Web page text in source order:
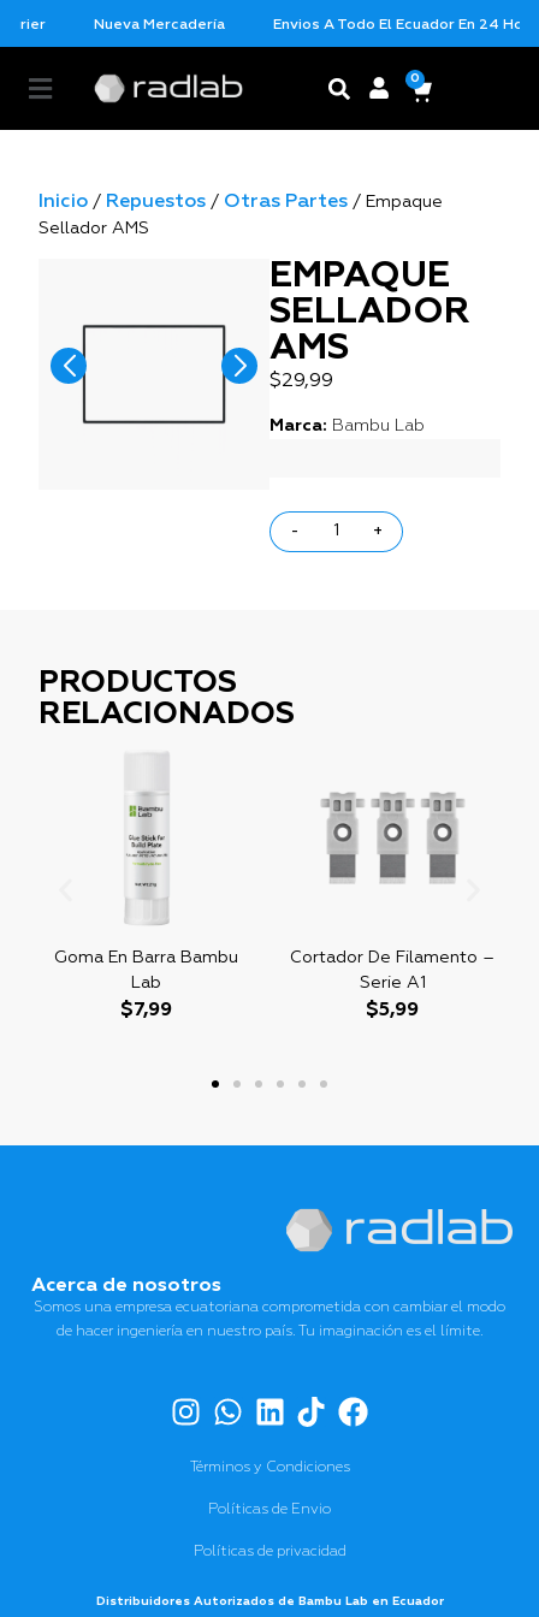
Nueva Mercadería Envios A Todo El Ecuador En 24
0
Inicio / Repuestos / Otras Partes / Empaque
Sellador AMS
EMPAQUE
SELLADOR
AMS
$29,99
Marca: Bambu Lab
- +
PRODUCTOS
RELACIONADOS
Goma En Barra Bambu
Lab
$7,99
Cortador De Filamento –
Serie A1
$5,99
Acerca de nosotros
Somos una empresa ecuatoriana comprometida con cambiar el modo
de hacer ingeniería en nuestro país. Tu imaginación es el límite.
Términos y Condiciones
Políticas de Envio
Políticas de privacidad
Distribuidores Autorizados de Bambu Lab en Ecuador